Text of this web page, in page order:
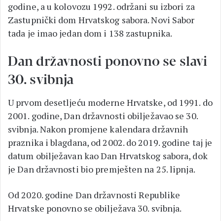
godine, a u kolovozu 1992. održani su izbori za
Zastupnički dom Hrvatskog sabora. Novi Sabor
tada je imao jedan dom i 138 zastupnika.
Dan državnosti ponovno se slavi
30. svibnja
U prvom desetljeću moderne Hrvatske, od 1991. do
2001. godine, Dan državnosti obilježavao se 30.
svibnja. Nakon promjene kalendara državnih
praznika i blagdana, od 2002. do 2019. godine taj je
datum obilježavan kao Dan Hrvatskog sabora, dok
je Dan državnosti bio premješten na 25. lipnja.
Od 2020. godine Dan državnosti Republike
Hrvatske ponovno se obilježava 30. svibnja.